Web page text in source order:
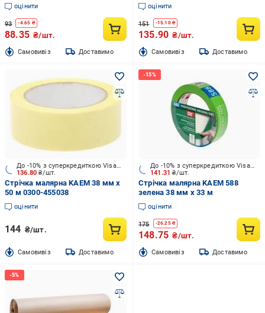
оцінити
93 -4.65 ₴
88.35 ₴/шт.
Cамовивіз Доставимо
оцінити
151 -15.10₴
135.90 ₴/шт.
Cамовивіз Доставимо
136.80₴/шт.
До -10% з суперкредиткою Visa Вигода
Стрічка малярна KAEM 38 мм x
50 м 0300-455038
оцінити
144 ₴/шт.
Cамовивіз Доставимо
141.31₴/шт.
До -10% з суперкредиткою Visa Вигода
Стрічка малярна KAEM 588
зелена 38 мм x 33 м
оцінити
175 -26.25₴
148.75 ₴/шт.
Cамовивіз Доставимо